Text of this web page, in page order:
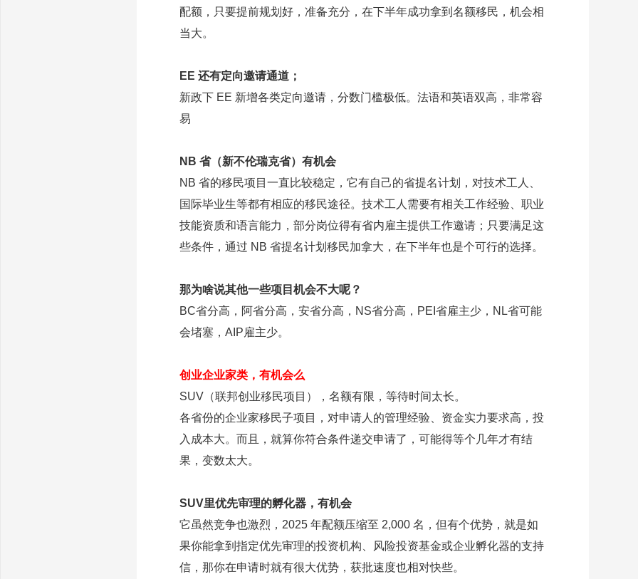
配额，只要提前规划好，准备充分，在下半年成功拿到名额移民，机会相
当大。
EE 还有定向邀请通道；
新政下 EE 新增各类定向邀请，分数门槛极低。法语和英语双高，非常容
易
NB 省（新不伦瑞克省）有机会
NB 省的移民项目一直比较稳定，它有自己的省提名计划，对技术工人、
国际毕业生等都有相应的移民途径。技术工人需要有相关工作经验、职业
技能资质和语言能力，部分岗位得有省内雇主提供工作邀请；只要满足这
些条件，通过 NB 省提名计划移民加拿大，在下半年也是个可行的选择。
那为啥说其他一些项目机会不大呢？
BC省分高，阿省分高，安省分高，NS省分高，PEI省雇主少，NL省可能
会堵塞，AIP雇主少。
创业企业家类，有机会么
SUV（联邦创业移民项目），名额有限，等待时间太长。
各省份的企业家移民子项目，对申请人的管理经验、资金实力要求高，投
入成本大。而且，就算你符合条件递交申请了，可能得等个几年才有结
果，变数太大。
SUV里优先审理的孵化器，有机会
它虽然竞争也激烈，2025 年配额压缩至 2,000 名，但有个优势，就是如
果你能拿到指定优先审理的投资机构、风险投资基金或企业孵化器的支持
信，那你在申请时就有很大优势，获批速度也相对快些。